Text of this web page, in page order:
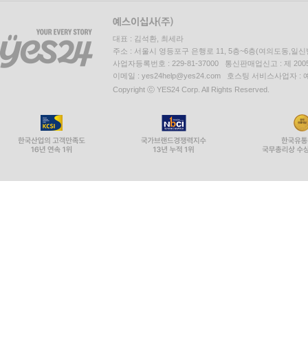
대표 : 김석환, 최세라
주소 : 서울시 영등포구 은행로 11, 5층~6층(여의도동,일신
사업자등록번호 : 229-81-37000 통신판매업신고 : 제
이메일 : yes24help@yes24.com 호스팅 서비스사업자 :
Copyright ⓒ YES24 Corp. All Rights Reserved.